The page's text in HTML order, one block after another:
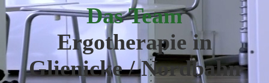
Das Team
Ergotherapie in
Glienicke / Nordbahn